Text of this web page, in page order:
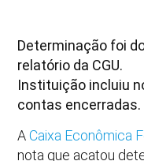
Determinação foi
relatório da CGU.
Instituição incluiu
contas encerradas.
ACaixa Econômica
nota que acatou